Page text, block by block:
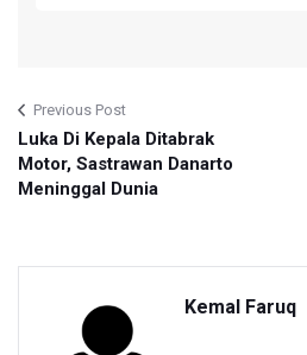
Previous Post
Luka Di Kepala Ditabrak
Motor, Sastrawan Danarto
Meninggal Dunia
Kemal Faruq